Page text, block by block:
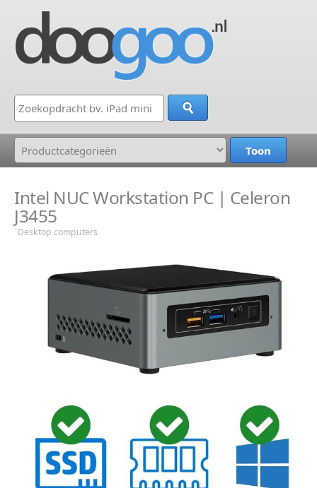
Intel NUC Workstation PC | Celeron
J3455
Desktop computers